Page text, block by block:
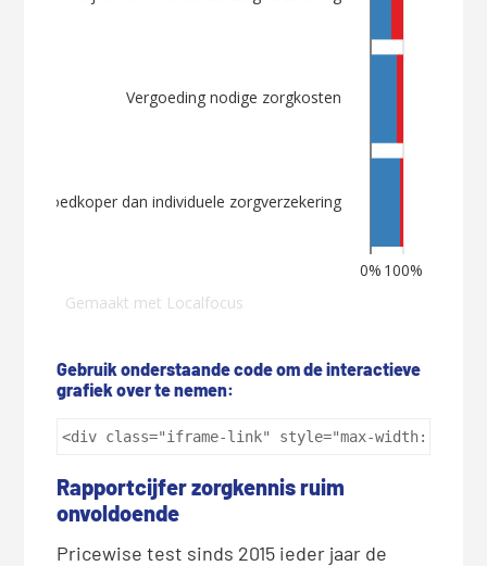
Gebruik onderstaande code om de interactieve
grafiek over te nemen:
<div class="iframe-link" style="max-width:
Rapportcijfer zorgkennis ruim
onvoldoende
Pricewise test sinds 2015 ieder jaar de